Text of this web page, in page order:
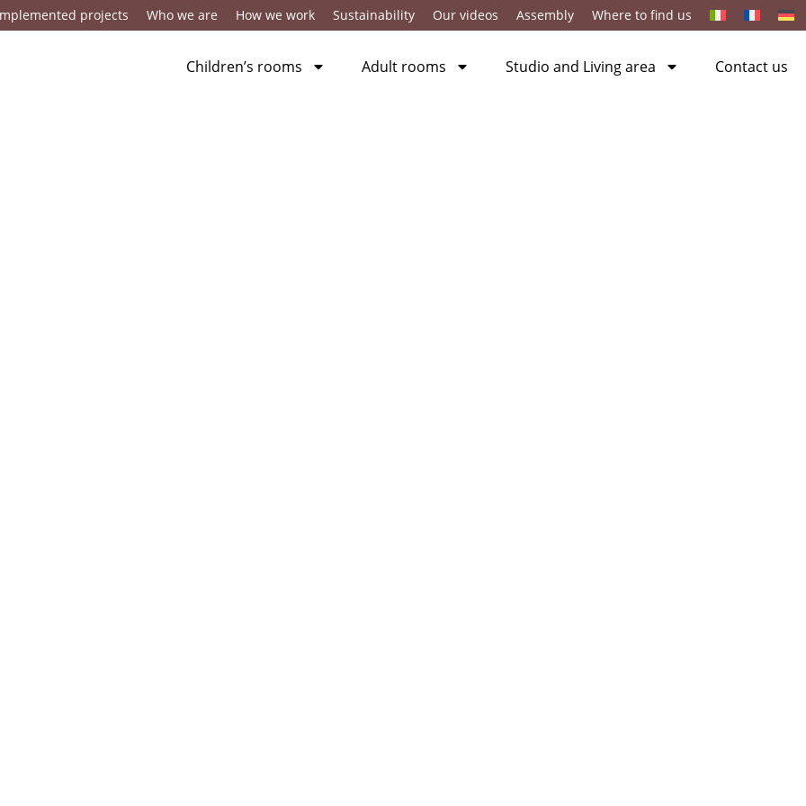
projects Who we are How we work Sustainability Our videos Assembly Where to find us
Children’s rooms Adult rooms Studio and Living area Contact us